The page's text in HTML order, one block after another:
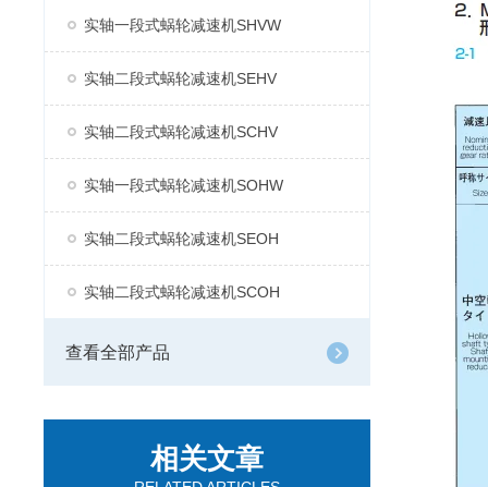
实轴一段式蜗轮减速机SHVW
实轴二段式蜗轮减速机SEHV
实轴二段式蜗轮减速机SCHV
实轴一段式蜗轮减速机SOHW
实轴二段式蜗轮减速机SEOH
实轴二段式蜗轮减速机SCOH
查看全部产品
相关文章